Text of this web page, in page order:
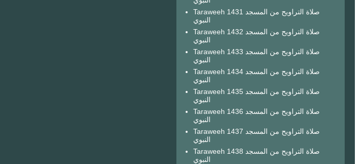
Taraweeh 1431 صلاة التراويح من المسجد
النبوي
Taraweeh 1432 صلاة التراويح من المسجد
النبوي
Taraweeh 1433 صلاة التراويح من المسجد
النبوي
Taraweeh 1434 صلاة التراويح من المسجد
النبوي
Taraweeh 1435 صلاة التراويح من المسجد
النبوي
Taraweeh 1436 صلاة التراويح من المسجد
النبوي
Taraweeh 1437 صلاة التراويح من المسجد
النبوي
Taraweeh 1438 صلاة التراويح من المسجد
النبوي